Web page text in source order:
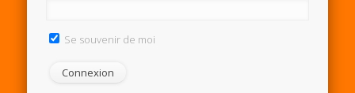
Se souvenir de moi